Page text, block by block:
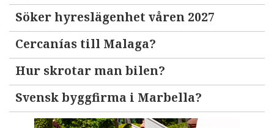
Söker hyreslägenhet våren 2027
Cercanías till Malaga?
Hur skrotar man bilen?
Svensk byggfirma i Marbella?